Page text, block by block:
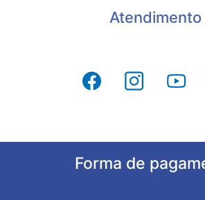
Atendimento
Forma de